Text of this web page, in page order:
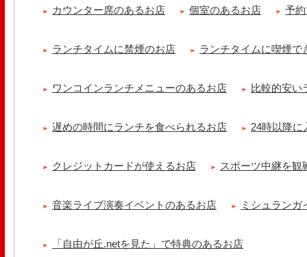
カウンター席のあるお店 個室のあるお店 予
ランチタイムに禁煙のお店 ランチタイムに喫煙で
ワンコインランチメニューのあるお店 比較的安い
遅めの時間にランチを食べられるお店 24時以降に
クレジットカードが使えるお店 スポーツ中継を観
音楽ライブ演奏イベントのあるお店 ミシュランガ
「自由が丘.netを見た」で特典のあるお店